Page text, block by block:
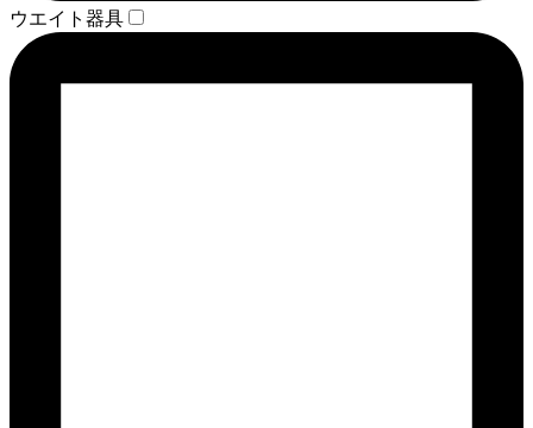
ウエイト器具